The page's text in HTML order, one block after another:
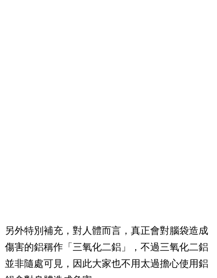
另外特別補充，對人體而言，真正會對腦袋造成
傷害的鋁稱作「三氧化二鋁」，不過三氧化二鋁
並非隨處可見，因此大家也不用太過擔心使用鋁